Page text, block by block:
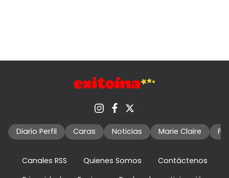
Diario Perfil Caras Noticias Marie Claire
Canales RSS Quienes Somos
Contáctenos